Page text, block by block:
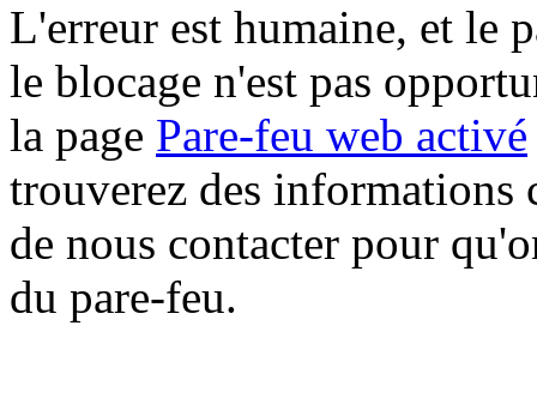
L'erreur est humaine, et le
le blocage n'est pas
la page Pare-feu web activé
trouverez des informations
de nous contacter pour
du pare-feu.